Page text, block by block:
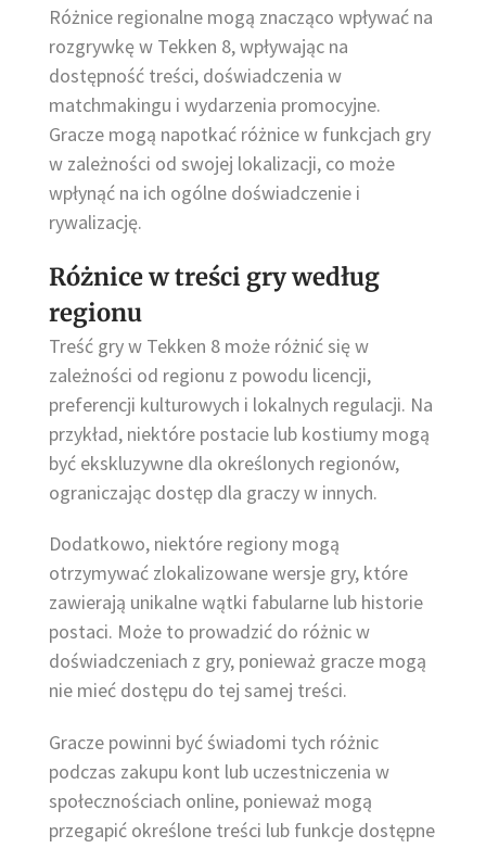
Różnice regionalne mogą znacząco wpływać na
rozgrywkę w Tekken 8, wpływając na
dostępność treści, doświadczenia w
matchmakingu i wydarzenia promocyjne.
Gracze mogą napotkać różnice w funkcjach gry
w zależności od swojej lokalizacji, co może
wpłynąć na ich ogólne doświadczenie i
rywalizację.
Różnice w treści gry według
regionu
Treść gry w Tekken 8 może różnić się w
zależności od regionu z powodu licencji,
preferencji kulturowych i lokalnych regulacji. Na
przykład, niektóre postacie lub kostiumy mogą
być ekskluzywne dla określonych regionów,
ograniczając dostęp dla graczy w innych.
Dodatkowo, niektóre regiony mogą
otrzymywać zlokalizowane wersje gry, które
zawierają unikalne wątki fabularne lub historie
postaci. Może to prowadzić do różnic w
doświadczeniach z gry, ponieważ gracze mogą
nie mieć dostępu do tej samej treści.
Gracze powinni być świadomi tych różnic
podczas zakupu kont lub uczestniczenia w
społecznościach online, ponieważ mogą
przegapić określone treści lub funkcje dostępne